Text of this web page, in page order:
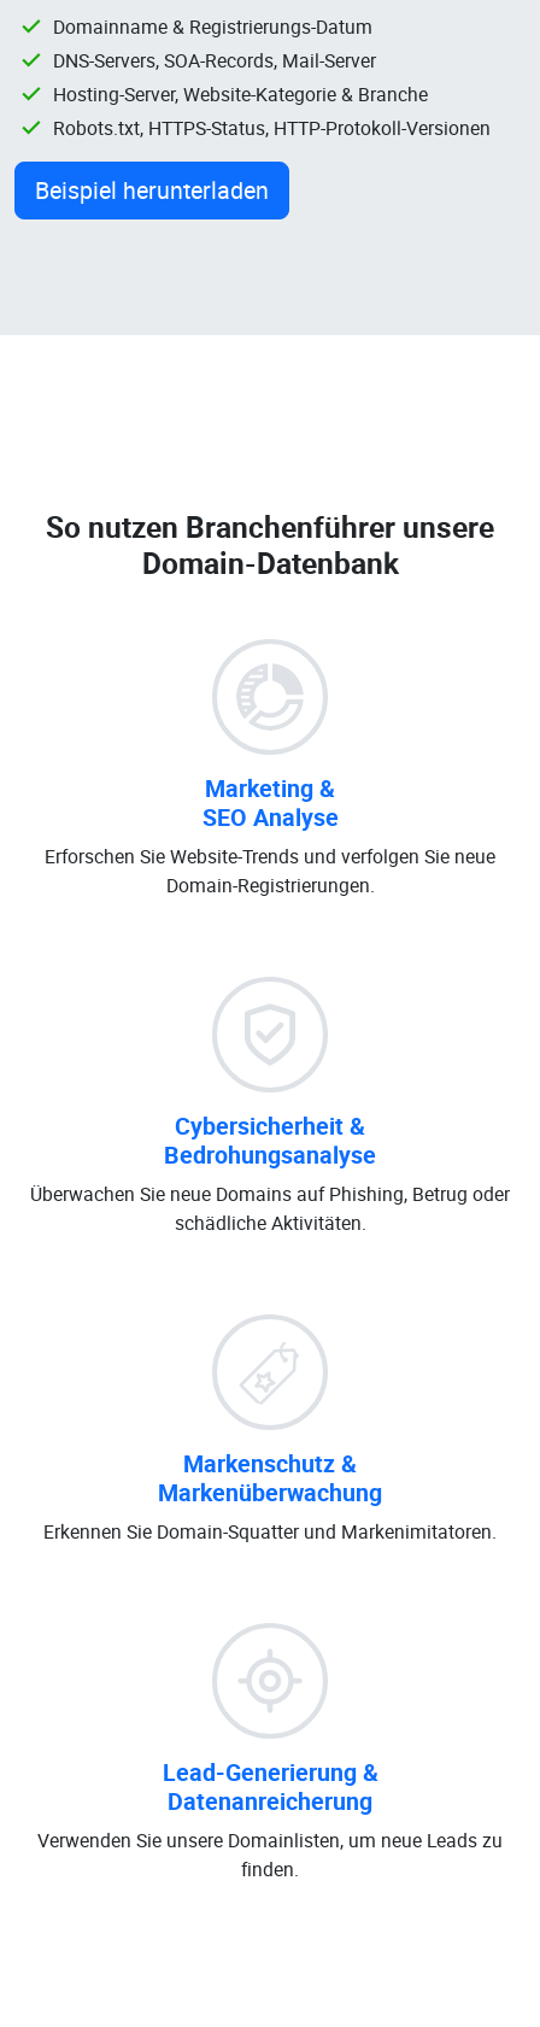
Domainname & Registrierungs-Datum
DNS-Servers, SOA-Records, Mail-Server
Hosting-Server, Website-Kategorie & Branche
Robots.txt, HTTPS-Status, HTTP-Protokoll-Versionen
Beispiel herunterladen
So nutzen Branchenführer unsere
Domain-Datenbank
Marketing &
SEO Analyse
Erforschen Sie Website-Trends und verfolgen Sie neue
Domain-Registrierungen.
Cybersicherheit &
Bedrohungsanalyse
Überwachen Sie neue Domains auf Phishing, Betrug oder
schädliche Aktivitäten.
Markenschutz &
Markenüberwachung
Erkennen Sie Domain-Squatter und Markenimitatoren.
Lead-Generierung &
Datenanreicherung
Verwenden Sie unsere Domainlisten, um neue Leads zu
finden.